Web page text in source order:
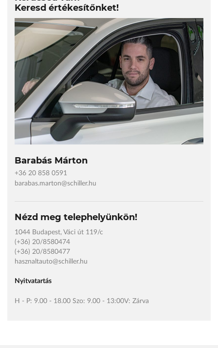
Keresd értékesítőnket!
Barabás Márton
+36 20 858 0591
barabas.marton@schiller.hu
Nézd meg telephelyünkön!
1044 Budapest, Váci út 119/c
(+36) 20/8580474
(+36) 20/8580477
hasznaltauto@schiller.hu
Nyitvatartás
H - P: 9.00 - 18.00 Szo: 9.00 - 13:00V: Zárva